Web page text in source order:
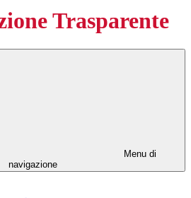
Trasparente
Menu di
navigazione